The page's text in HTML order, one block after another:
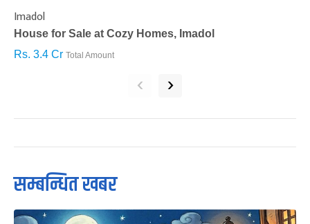
Imadol
House for Sale at Cozy Homes, Imadol
Rs. 3.4 Cr Total Amount
‹ ›
सम्बन्धित खबर